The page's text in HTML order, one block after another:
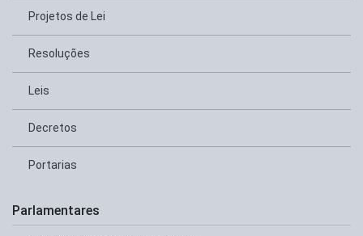
Projetos de Lei
Resoluções
Leis
Decretos
Portarias
Parlamentares